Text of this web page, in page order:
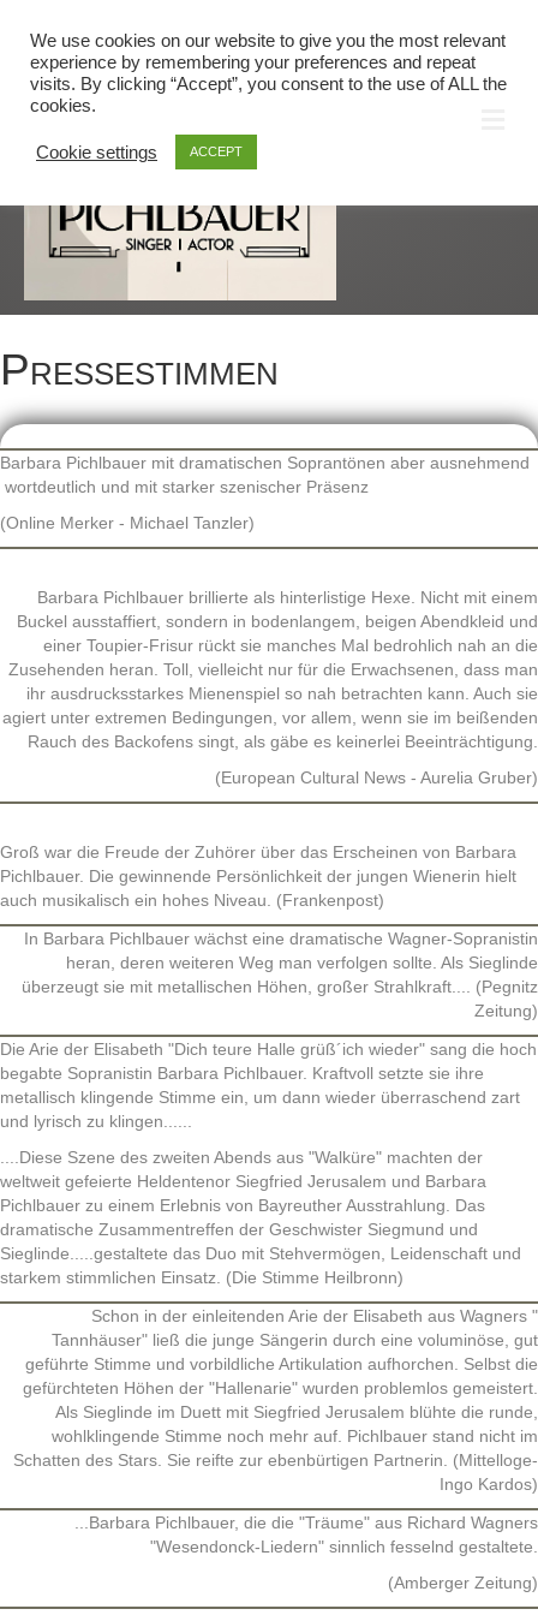
KONTAKT /HOME
Pressestimmen
Barbara Pichlbauer mit dramatischen Soprantönen aber ausnehmend
wortdeutlich und mit starker szenischer Präsenz
(Online Merker - Michael Tanzler)
Barbara Pichlbauer brillierte als hinterlistige Hexe. Nicht mit einem
Buckel ausstaffiert, sondern in bodenlangem, beigen Abendkleid und
einer Toupier-Frisur rückt sie manches Mal bedrohlich nah an die
Zusehenden heran. Toll, vielleicht nur für die Erwachsenen, dass man
ihr ausdrucksstarkes Mienenspiel so nah betrachten kann. Auch sie
agiert unter extremen Bedingungen, vor allem, wenn sie im beißenden
Rauch des Backofens singt, als gäbe es keinerlei Beeinträchtigung.
(European Cultural News - Aurelia Gruber)
Groß war die Freude der Zuhörer über das Erscheinen von Barbara
Pichlbauer. Die gewinnende Persönlichkeit der jungen Wienerin hielt
auch musikalisch ein hohes Niveau. (Frankenpost)
In Barbara Pichlbauer wächst eine dramatische Wagner-Sopranistin
heran, deren weiteren Weg man verfolgen sollte. Als Sieglinde
überzeugt sie mit metallischen Höhen, großer Strahlkraft.... (Pegnitz
Zeitung)
Die Arie der Elisabeth "Dich teure Halle grüß´ich wieder" sang die hoch
begabte Sopranistin Barbara Pichlbauer. Kraftvoll setzte sie ihre
metallisch klingende Stimme ein, um dann wieder überraschend zart
und lyrisch zu klingen......
....Diese Szene des zweiten Abends aus "Walküre" machten der
weltweit gefeierte Heldentenor Siegfried Jerusalem und Barbara
Pichlbauer zu einem Erlebnis von Bayreuther Ausstrahlung. Das
dramatische Zusammentreffen der Geschwister Siegmund und
Sieglinde.....gestaltete das Duo mit Stehvermögen, Leidenschaft und
starkem stimmlichen Einsatz. (Die Stimme Heilbronn)
Schon in der einleitenden Arie der Elisabeth aus Wagners "
Tannhäuser" ließ die junge Sängerin durch eine voluminöse, gut
geführte Stimme und vorbildliche Artikulation aufhorchen. Selbst die
gefürchteten Höhen der "Hallenarie" wurden problemlos gemeistert.
Als Sieglinde im Duett mit Siegfried Jerusalem blühte die runde,
wohlklingende Stimme noch mehr auf. Pichlbauer stand nicht im
Schatten des Stars. Sie reifte zur ebenbürtigen Partnerin. (Mittelloge-
Ingo Kardos)
...Barbara Pichlbauer, die die "Träume" aus Richard Wagners
"Wesendonck-Liedern" sinnlich fesselnd gestaltete.
(Amberger Zeitung)
We use cookies on our website to give you the most relevant
experience by remembering your preferences and repeat
visits. By clicking “Accept”, you consent to the use of ALL the
cookies.
Cookie settings ACCEPT